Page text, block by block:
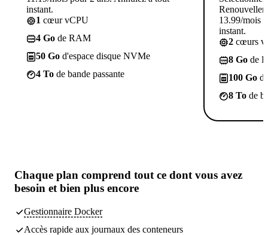
instant.
1 cœur vCPU
4 Go de RAM
50 Go d'espace disque NVMe
4 To de bande passante
13.99/mois
instant.
2 cœurs
8 Go de
100 Go
8 To de
Chaque plan comprend tout ce dont vous avez
besoin et bien plus encore
Gestionnaire Docker
Accès rapide aux journaux des conteneurs